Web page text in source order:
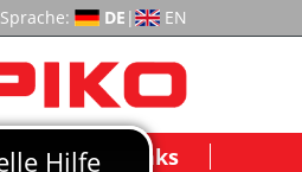
Sprache: DE | EN
Wichtige Links